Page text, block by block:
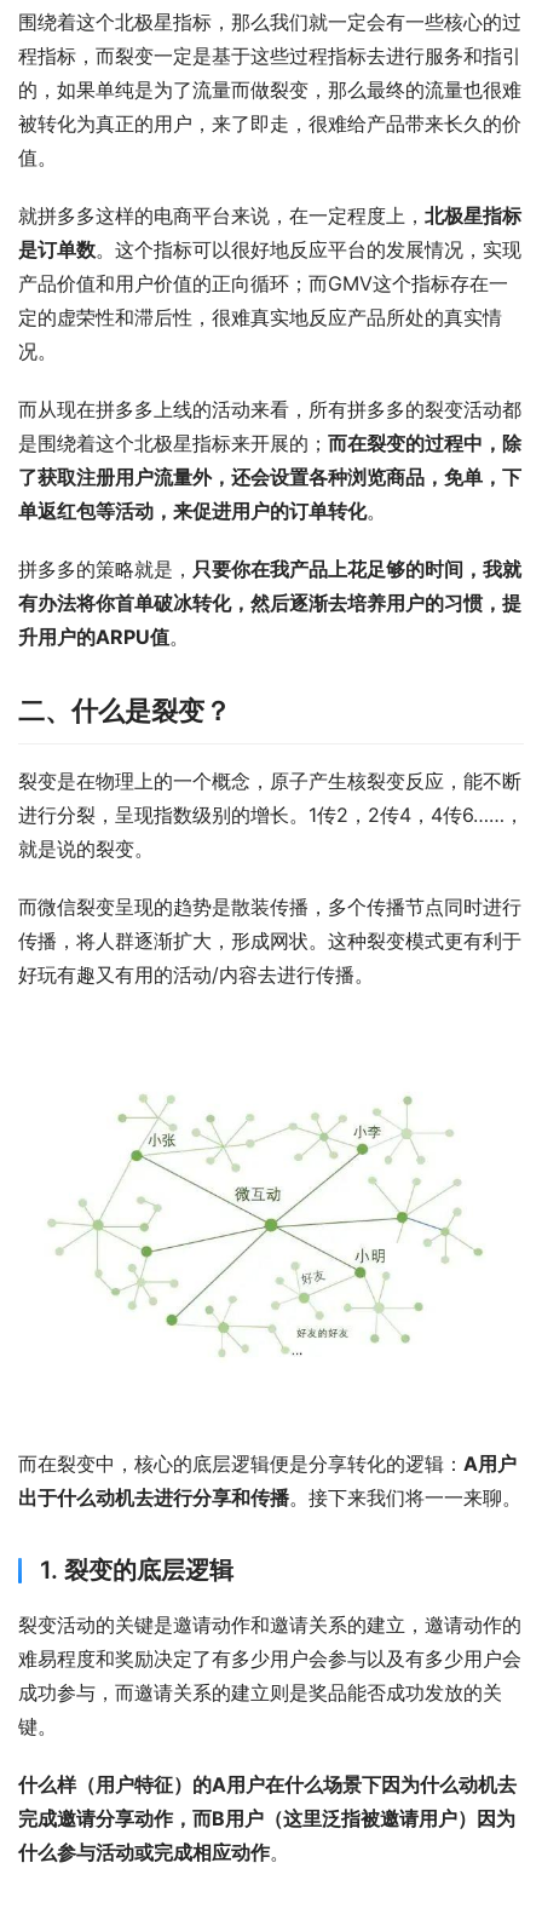
围绕着这个北极星指标，那么我们就一定会有一些核心的过
程指标，而裂变一定是基于这些过程指标去进行服务和指引
的，如果单纯是为了流量而做裂变，那么最终的流量也很难
被转化为真正的用户，来了即走，很难给产品带来长久的价
值。
就拼多多这样的电商平台来说，在一定程度上， 北极星指标
是订单数。这个指标可以很好地反应平台的发展情况，实现
产品价值和用户价值的正向循环；而GMV这个指标存在一
定的虚荣性和滞后性，很难真实地反应产品所处的真实情
况。
而从现在拼多多上线的活动来看，所有拼多多的裂变活动都
是围绕着这个北极星指标来开展的； 而在裂变的过程中，除
了获取注册用户流量外，还会设置各种浏览商品，免单，下
单返红包等活动，来促进用户的订单转化。
拼多多的策略就是， 只要你在我产品上花足够的时间，我就
有办法将你首单破冰转化，然后逐渐去培养用户的习惯，提
升用户的ARPU值。
二、什么是裂变？
裂变是在物理上的一个概念，原子产生核裂变反应，能不断
进行分裂，呈现指数级别的增长。1传2，2传4，4传6……，
就是说的裂变。
而微信裂变呈现的趋势是散装传播，多个传播节点同时进行
传播，将人群逐渐扩大，形成网状。这种裂变模式更有利于
好玩有趣又有用的活动/内容去进行传播。
而在裂变中，核心的底层逻辑便是分享转化的逻辑： A用户
出于什么动机去进行分享和传播。接下来我们将一一来聊。
1. 裂变的底层逻辑
裂变活动的关键是邀请动作和邀请关系的建立，邀请动作的
难易程度和奖励决定了有多少用户会参与以及有多少用户会
成功参与，而邀请关系的建立则是奖品能否成功发放的关
键。
什么样（用户特征）的A用户在什么场景下因为什么动机去
完成邀请分享动作，而B用户（这里泛指被邀请用户）因为
什么参与活动或完成相应动作。